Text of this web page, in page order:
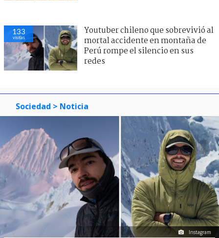
133
visitas
Youtuber chileno que sobrevivió al
mortal accidente en montaña de
Perú rompe el silencio en sus
redes
Sociedad > Noticia
Instagram